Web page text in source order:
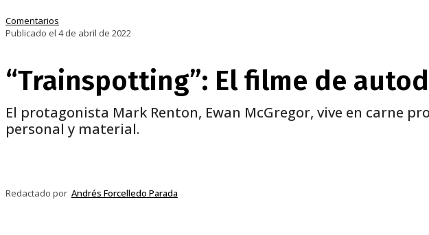
Comentarios
Publicado el 4 de abril de 2022
“Trainspotting”: El filme de
El protagonista Mark Renton, Ewan McGregor, vive en carne
personal y material.
Redactado por Andrés Forcelledo Parada